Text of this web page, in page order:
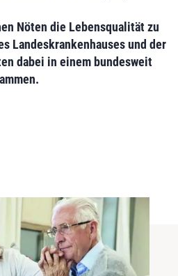
Nöten die Lebensqualität zu
Landeskrankenhauses und der
dabei in einem bundesweit